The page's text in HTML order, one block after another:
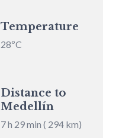
Temperature
28ºC
Distance to
Medellín
7 h 29 min ( 294 km)